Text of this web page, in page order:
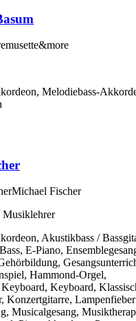
musette&more
Melodiebass-
Michael Fischer
Akustikbass /
E-Piano,
Hammond-Orgel,
Keyboard,
Konzertgitarre,
Musicalgesang,